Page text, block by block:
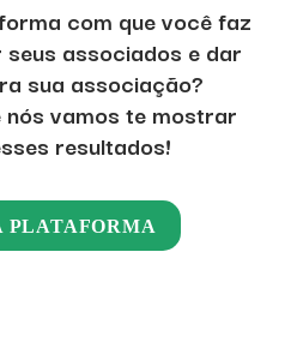
com que você faz
associados e dar
sua associação?
nós vamos te mostrar
resultados!
PLATAFORMA